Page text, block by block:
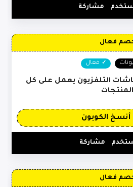
مشاركة
فعال
فعال
التلفزيون يعمل على كل
المنتجات
أنسخ الكوبون
مشاركة
فعال